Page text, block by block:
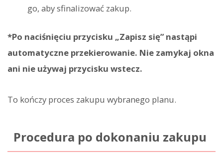
go, aby sfinalizować zakup.
*Po naciśnięciu przycisku „Zapisz się” nastąpi
automatyczne przekierowanie. Nie zamykaj okna
ani nie używaj przycisku wstecz.
To kończy proces zakupu wybranego planu.
Procedura po dokonaniu zakupu